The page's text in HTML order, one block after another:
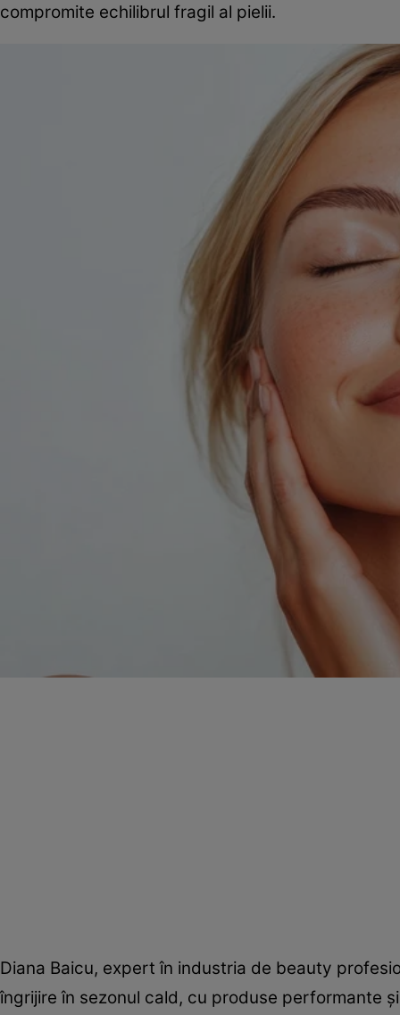
compromite echilibrul fragil al pielii.
Diana Baicu, expert în industria de beauty
îngrijire în sezonul cald, cu produse performante